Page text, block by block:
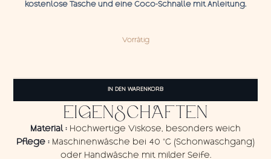
kostenlose Tasche und eine Coco-Schnalle mitAnleitung.
Vorrätig
Menge
IN DEN WARENKORB
EIGENSCHAFTEN
Material : Hochwertige Viskose, besonders weich
Pflege : Maschinenwäsche bei 40 °C (Schonwaschgang)
oder Handwäsche mit milder Seife.